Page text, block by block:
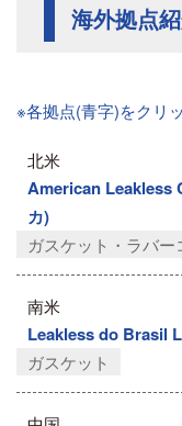
海外拠点
※各拠点(青字)をクリ
北米
American Leakless
カ)
ガスケット・ラバ
南米
Leakless do Brasil
ガスケット